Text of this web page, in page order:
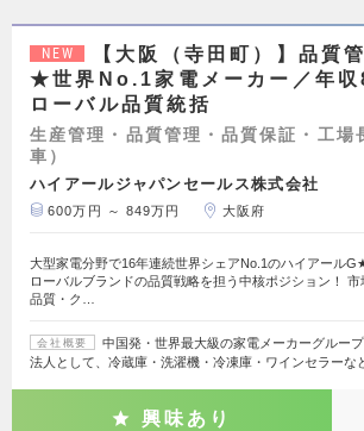
NEW
【大阪（寺田町）】品質
★世界No.1家電メーカー／年
ローバル品質統括
生産管理・品質管理・品質保証・工場
車）
ハイアールジャパンセールス株式会社
600万円 ～ 849万円 大阪府
大型家電分野で16年連続世界シェアNo.1のハイアール
ローバルブランドの品質戦略を担う中核ポジション！ 市
品質・ク…
会社概要
中国発・世界最大級の家電メーカーグルー
法人として、冷蔵庫・洗濯機・冷凍庫・ワインセラーな
興味あり